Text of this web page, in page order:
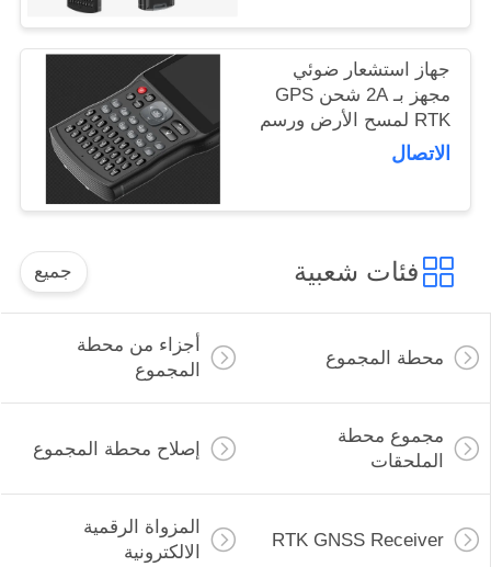
جهاز استشعار ضوئي
مجهز بـ 2A شحن GPS
RTK لمسح الأرض ورسم
الخرائط
الاتصال
فئات شعبية جميع
محطة المجموع
أجزاء من محطة
المجموع
مجموع محطة
الملحقات
إصلاح محطة المجموع
RTK GNSS Receiver
المزواة الرقمية
الالكترونية